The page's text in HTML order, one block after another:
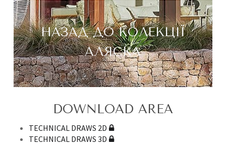
НАЗАД ДО КОЛЕКЦІЇ
АЛЯСКА
DOWNLOAD AREA
TECHNICAL DRAWS 2D
TECHNICAL DRAWS 3D